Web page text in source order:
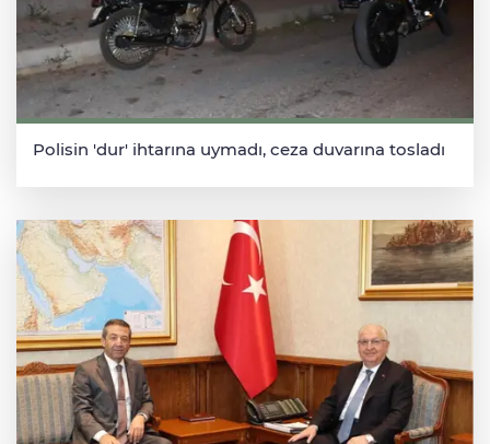
Polisin 'dur' ihtarına uymadı, ceza duvarına tosladı